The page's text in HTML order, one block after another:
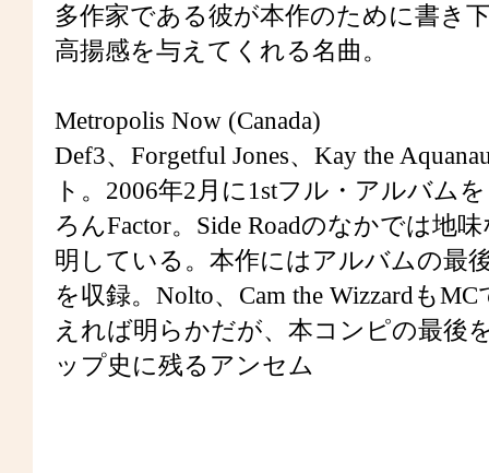
多作家である彼が本作のために書き
高揚感を与えてくれる名曲。
Metropolis Now (Canada)
Def3、Forgetful Jones、Kay the
ト。2006年2月に1stフル・アルバム
ろんFactor。Side Roadのなかでは地
明している。本作にはアルバムの最
を収録。Nolto、Cam the Wizzardも
えれば明らかだが、本コンピの最後
ップ史に残るアンセム